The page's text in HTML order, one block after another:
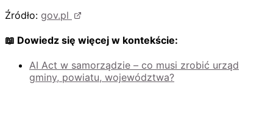
Źródło: gov.pl
📖 Dowiedz się więcej w kontekście:
AI Act w samorządzie – co musi zrobić urząd
gminy, powiatu, województwa?